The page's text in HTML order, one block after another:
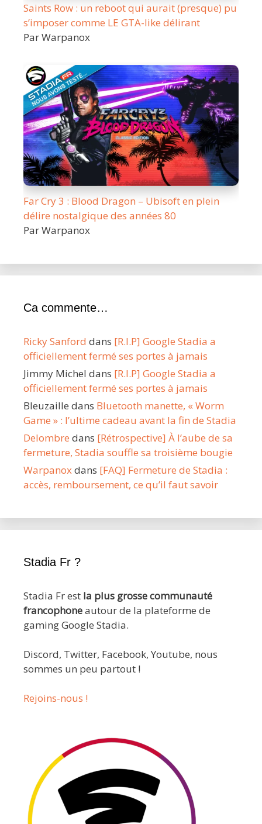
Saints Row : un reboot qui aurait (presque) pu
s’imposer comme LE GTA-like délirant
Par Warpanox
Far Cry 3 : Blood Dragon – Ubisoft en plein
délire nostalgique des années 80
Par Warpanox
Ca commente…
Ricky Sanford dans [R.I.P] Google Stadia a
officiellement fermé ses portes à jamais
Jimmy Michel dans [R.I.P] Google Stadia a
officiellement fermé ses portes à jamais
Bleuzaille dans Bluetooth manette, « Worm
Game » : l’ultime cadeau avant la fin de Stadia
Delombre dans [Rétrospective] À l’aube de sa
fermeture, Stadia souffle sa troisième bougie
Warpanoxdans [FAQ] Fermeture de Stadia :
accès, remboursement, ce qu’il faut savoir
Stadia Fr ?
Stadia Fr est la plus grosse communauté
francophoneautour de la plateforme de
gaming Google Stadia.
Discord, Twitter, Facebook, Youtube, nous
sommes un peu partout !
Rejoins-nous !